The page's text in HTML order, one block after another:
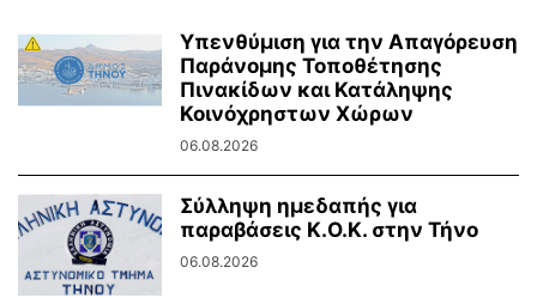
Υπενθύμιση για την Απαγόρευση
Παράνομης Τοποθέτησης
Πινακίδων και Κατάληψης
Κοινόχρηστων Χώρων
06.08.2026
Σύλληψη ημεδαπής για
παραβάσεις Κ.Ο.Κ. στην Τήνο
06.08.2026